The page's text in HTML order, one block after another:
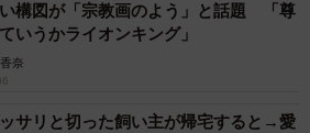
構図が「宗教画のよう」と話題 「尊
いうかライオンキング」
奈
サリと切った飼い主が帰宅すると→愛